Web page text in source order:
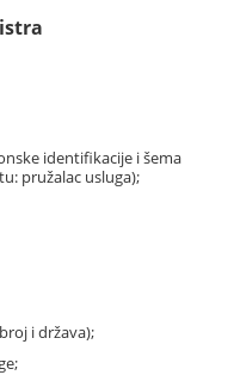
identifikacije i šema
pružalac usluga);
i država);